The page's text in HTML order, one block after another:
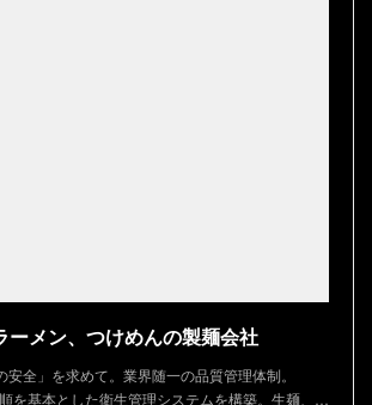
ーメン、つけめんの製麺会社
安全」を求めて。業界随一の品質管理体制。
を基本とした衛生管理システムを構築。生麺、…